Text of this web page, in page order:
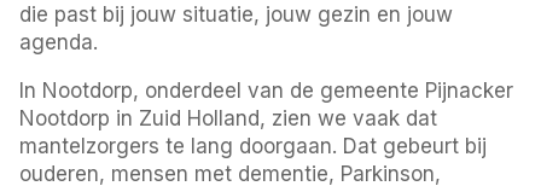
die past bij jouw situatie, jouw gezin en jouw
agenda.
In Nootdorp, onderdeel van de gemeente Pijnacker
Nootdorp in Zuid Holland, zien we vaak dat
mantelzorgers te lang doorgaan. Dat gebeurt bij
ouderen, mensen met dementie, Parkinson,